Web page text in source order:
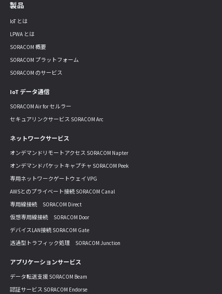
製品
IoT とは
LPWA とは
SORACOM 概要
SORACOM プラットフォーム
SORACOM のサービス
IoT データ通信
SORACOM Air for セルラー
セキュアリンクサービス SORACOM Arc
ネットワークサービス
オンデマンドリモートアクセス SORACOM Napter
オンデマンドパケットキャプチャ SORACOM Peek
専用ネットワークゲートウェイ VPG
AWSとのプライベート接続 SORACOM Canal
専用線接続 SORACOM Direct
仮想専用線接続 SORACOM Door
デバイスLAN接続 SORACOM Gate
透過型トラフィック処理 SORACOM Junction
アプリケーションサービス
データ転送支援 SORACOM Beam
認証サービス SORACOM Endorse